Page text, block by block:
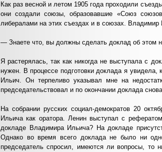
Как раз весной и летом 1905 года проходили
они создали союзы, образовавшие «Союз
либералами на этих съездах и в союзах.
— Знаете что, вы должны сделать доклад об этом
Я растерялась, так как никогда не выступала с
нужен. В процессе подготовки доклада я
Ильич. Он терпеливо указывал мне на
председательствовал и по окончании доклада
На собрании русских социал-демократов 20
Ильича как оратора. Ленин выступал с
докладе Владимира Ильича? На докладе
Однако во время всего доклада не было ни
председатель спросил, имеются ли вопросы,